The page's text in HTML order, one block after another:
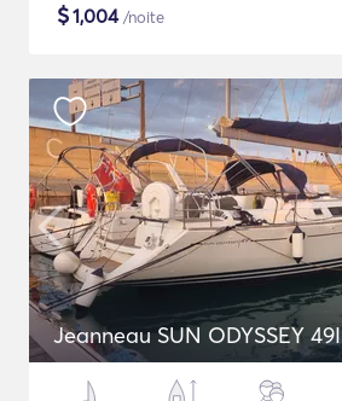
$1,004/noite
Jeanneau SUN ODYSSEY 49I